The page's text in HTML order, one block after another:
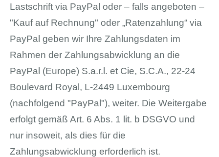
Lastschrift via PayPal oder – falls angeboten –
"Kauf auf Rechnung" oder „Ratenzahlung“ via
PayPal geben wir Ihre Zahlungsdaten im
Rahmen der Zahlungsabwicklung an die
PayPal (Europe) S.a.r.l. et Cie, S.C.A., 22-24
Boulevard Royal, L-2449 Luxembourg
(nachfolgend "PayPal"), weiter. Die Weitergabe
erfolgt gemäß Art. 6 Abs. 1 lit. b DSGVO und
nur insoweit, als dies für die
Zahlungsabwicklung erforderlich ist.